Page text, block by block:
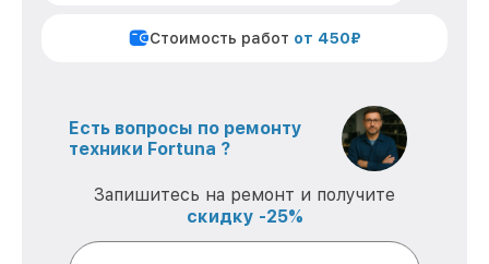
Стоимость работ от 450₽
Есть вопросы по ремонту
техники Fortuna ?
Запишитесь на ремонт и получите
скидку -25%